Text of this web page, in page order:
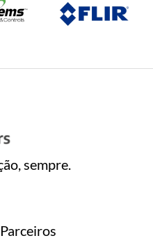
sempre.